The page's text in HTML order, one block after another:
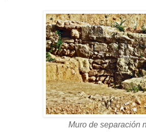
Muro de separación